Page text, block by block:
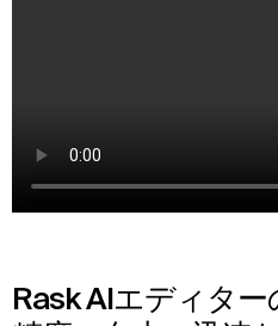
Rask AIエディター